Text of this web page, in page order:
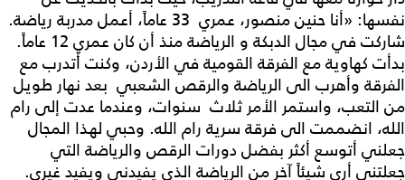
نفسها: «أنا حنين منصور، عمري 33 عاماً، أعمل مدربة رياضة.
شاركت في مجال الدبكة و الرياضة منذ أن كان عمري 12 عاماً.
بدأت كهاوية مع الفرقة القومية في الأردن، وكنت أتدرب مع
الفرقة وأهرب الى الرياضة والرقص الشعبي بعد نهار طويل
من التعب، واستمر الأمر ثلاث سنوات، وعندما عدت إلى رام
الله، انضممت الى فرقة سرية رام الله. وحبي لهذا المجال
جعلني أتوسع أكثر بفضل دورات الرقص والرياضة التي
جعلتني أرى شيئاً آخر من الرياضة الذي يفيدني ويفيد غيري.